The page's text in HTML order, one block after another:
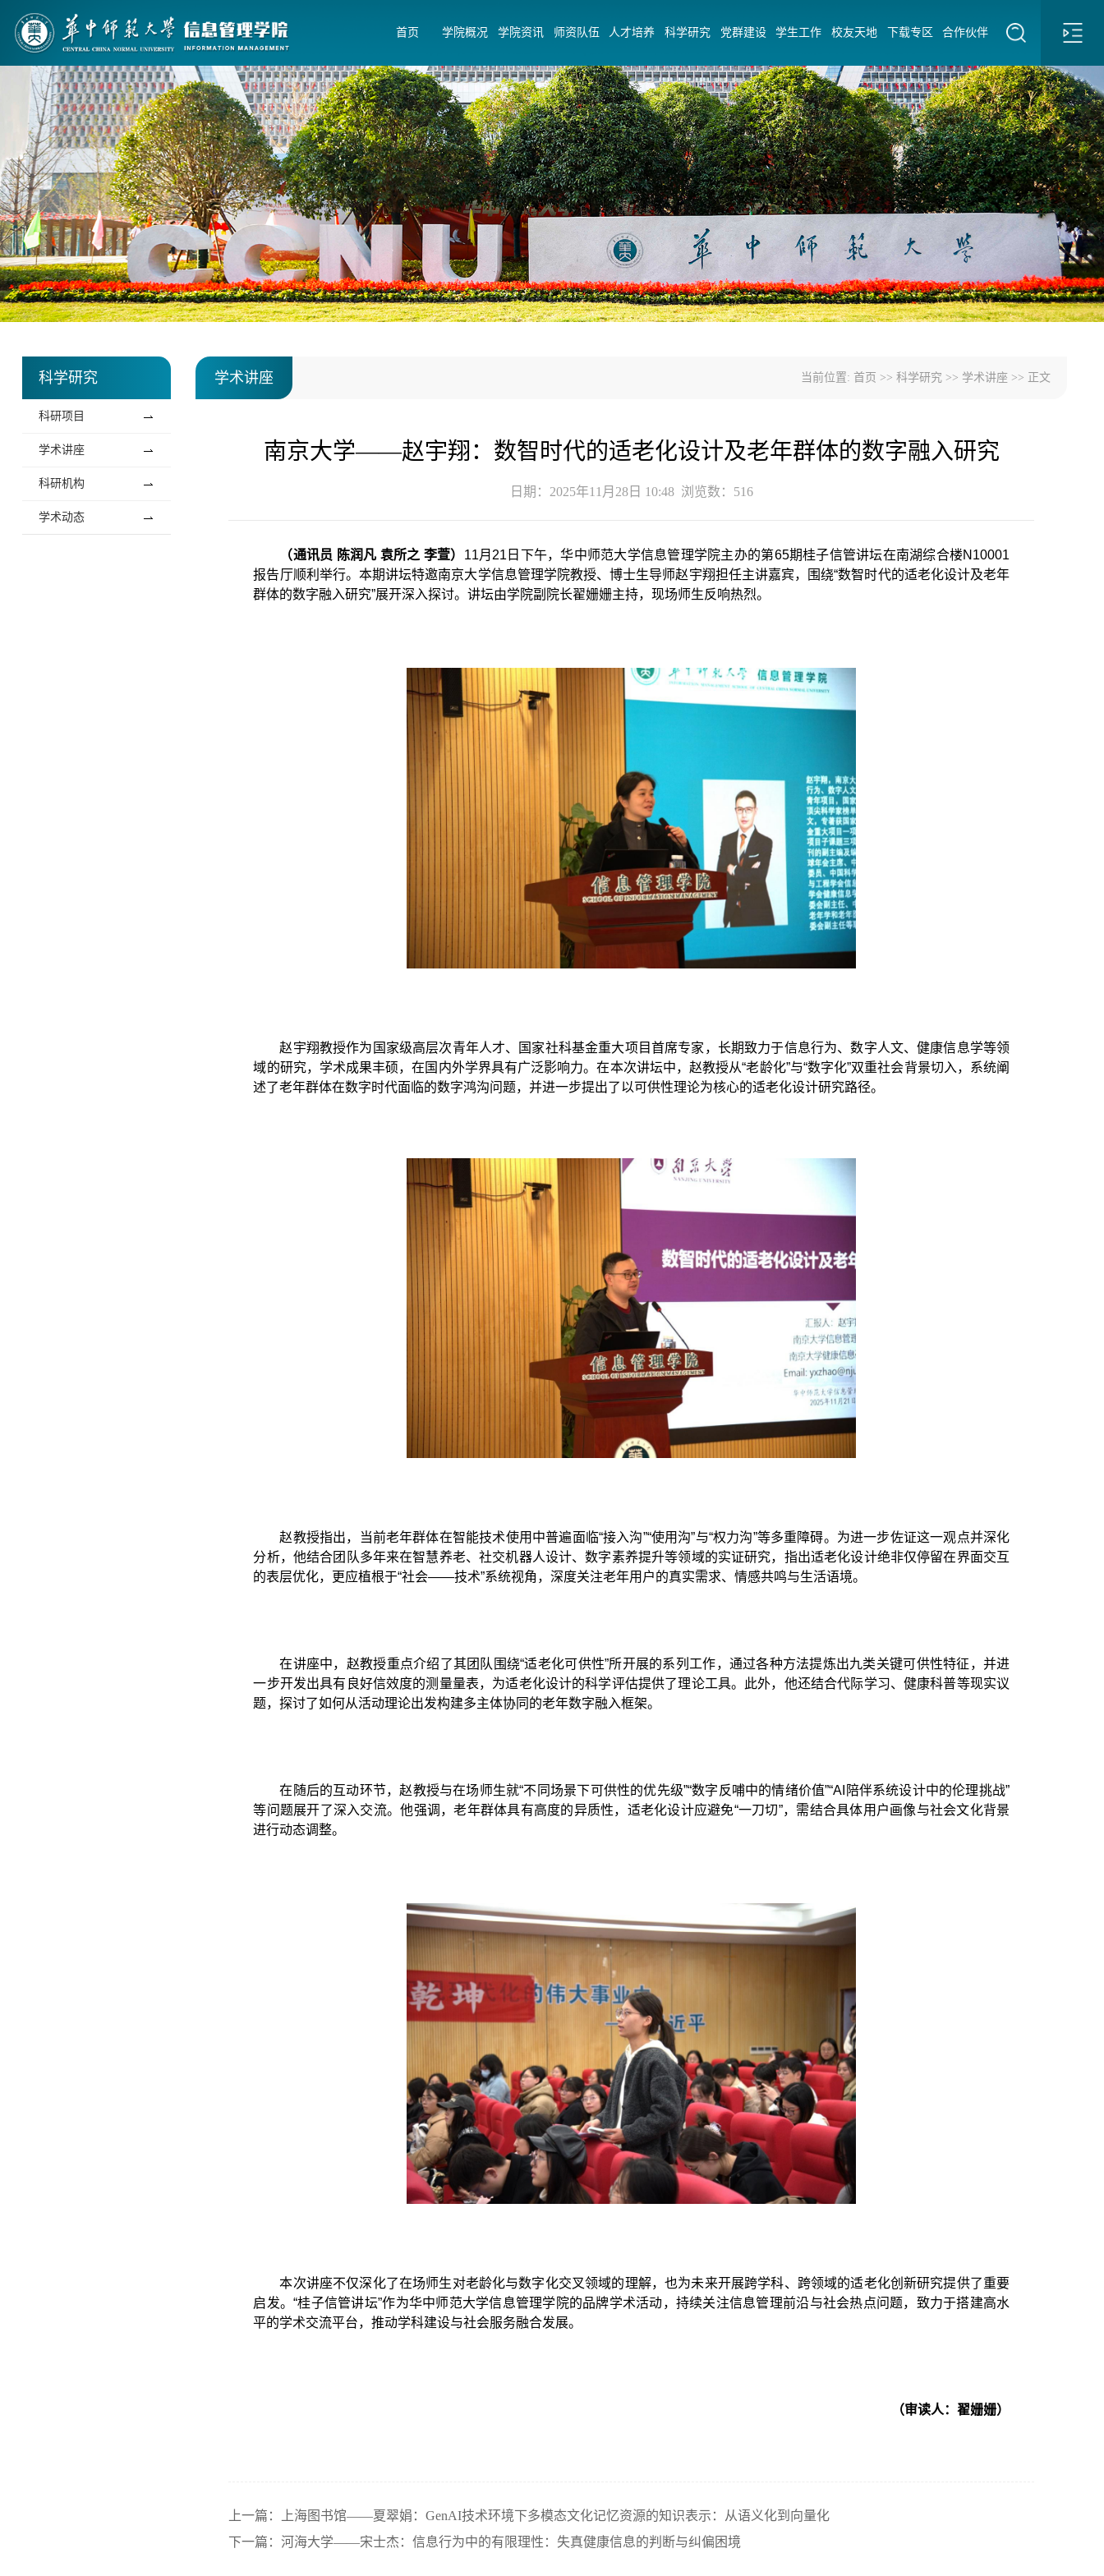
首页 学院概况 学院资讯 师资队伍 人才培养 科学研究 党群建设 学生工作 校友天地 下载专区 合作伙伴
科学研究
科研项目
学术讲座
科研机构
学术动态
学术讲座 当前位置: 首页 >>科学研究 >> 学术讲座 >> 正文
南京大学——赵宇翔：数智时代的适老化设计及老年群体的数字融入研究
日期：2025年11月28日 10:48 浏览数： 516
（通讯员 陈润凡 袁所之 李萱） 11月21日下午，华中师范大学信息管理学院主办的第65期桂子信管讲坛在南湖综合楼N10001
报告厅顺利举行。本期讲坛特邀南京大学信息管理学院教授、博士生导师赵宇翔担任主讲嘉宾，围绕“数智时代的适老化设计及老年
群体的数字融入研究”展开深入探讨。讲坛由学院副院长翟姗姗主持，现场师生反响热烈。
赵宇翔教授作为国家级高层次青年人才、国家社科基金重大项目首席专家，长期致力于信息行为、数字人文、健康信息学等领
域的研究，学术成果丰硕，在国内外学界具有广泛影响力。在本次讲坛中，赵教授从“老龄化”与“数字化”双重社会背景切入，系统阐
述了老年群体在数字时代面临的数字鸿沟问题，并进一步提出了以可供性理论为核心的适老化设计研究路径。
赵教授指出，当前老年群体在智能技术使用中普遍面临“接入沟”“使用沟”与“权力沟”等多重障碍。为进一步佐证这一观点并深化
分析，他结合团队多年来在智慧养老、社交机器人设计、数字素养提升等领域的实证研究，指出适老化设计绝非仅停留在界面交互
的表层优化，更应植根于“社会——技术”系统视角，深度关注老年用户的真实需求、情感共鸣与生活语境。
在讲座中，赵教授重点介绍了其团队围绕“适老化可供性”所开展的系列工作，通过各种方法提炼出九类关键可供性特征，并进
一步开发出具有良好信效度的测量量表，为适老化设计的科学评估提供了理论工具。此外，他还结合代际学习、健康科普等现实议
题，探讨了如何从活动理论出发构建多主体协同的老年数字融入框架。
在随后的互动环节，赵教授与在场师生就“不同场景下可供性的优先级”“数字反哺中的情绪价值”“AI陪伴系统设计中的伦理挑战”
等问题展开了深入交流。他强调，老年群体具有高度的异质性，适老化设计应避免“一刀切”，需结合具体用户画像与社会文化背景
进行动态调整。
本次讲座不仅深化了在场师生对老龄化与数字化交叉领域的理解，也为未来开展跨学科、跨领域的适老化创新研究提供了重要
启发。“桂子信管讲坛”作为华中师范大学信息管理学院的品牌学术活动，持续关注信息管理前沿与社会热点问题，致力于搭建高水
平的学术交流平台，推动学科建设与社会服务融合发展。
（审读人：翟姗姗）
上一篇：上海图书馆——夏翠娟：GenAI技术环境下多模态文化记忆资源的知识表示：从语义化到向量化
下一篇：河海大学——宋士杰：信息行为中的有限理性：失真健康信息的判断与纠偏困境